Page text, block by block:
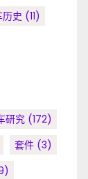
历史 (11)
研究 (172)
套件 (3)